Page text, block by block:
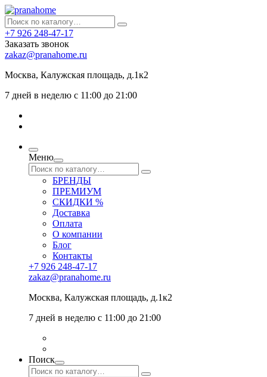
+7 926 248-47-17
Заказать звонок
zakaz@pranahome.ru
Москва, Калужская площадь, д.1к2
7 дней в неделю с 11:00 до 21:00
Меню
БРЕНДЫ
ПРЕМИУМ
СКИДКИ %
Доставка
Оплата
О компании
Блог
Контакты
+7 926 248-47-17
zakaz@pranahome.ru
Москва, Калужская площадь, д.1к2
7 дней в неделю с 11:00 до 21:00
Поиск